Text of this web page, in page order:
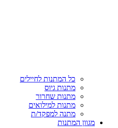
כל המתנות לחיילים
מתנות גיוס
מתנות שחרור
מתנות למילואים
מתנה למפקד/ת
מגוון המתנות